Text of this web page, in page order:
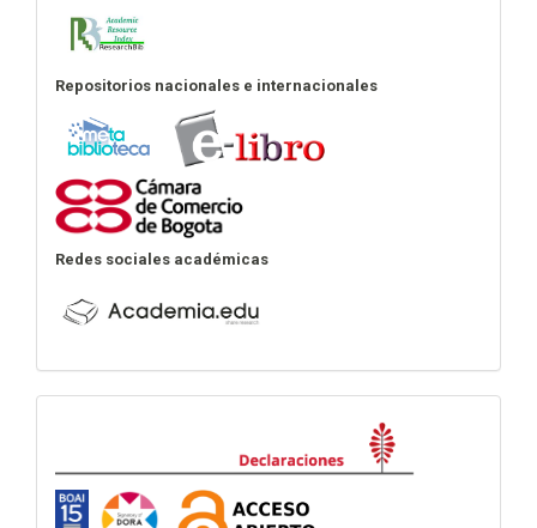
Repositorios nacionales e internacionales
Redes sociales académicas